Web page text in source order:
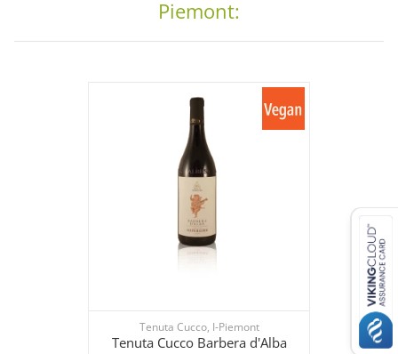
Piemont:
Tenuta Cucco, I-Piemont
Tenuta Cucco Barbera d'Alba